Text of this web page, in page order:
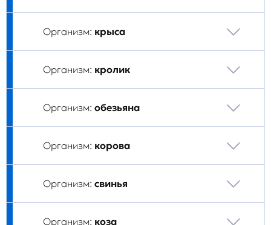
Организм: крыса
Организм: кролик
Организм: обезьяна
Организм: корова
Организм: свинья
Организм: коза